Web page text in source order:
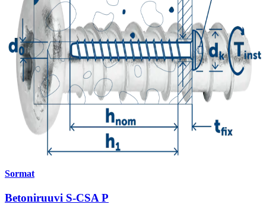
Sormat
Betoniruuvi S-CSA P